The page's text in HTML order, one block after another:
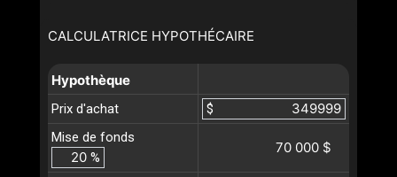
CALCULATRICE HYPOTHÉCAIRE
Hypothèque
Prix d'achat
$
Mise de fonds
%
70 000 $